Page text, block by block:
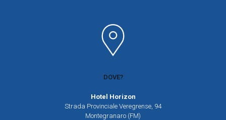
DOVE?
Hotel Horizon
Strada Provinciale Veregrense, 94
Montegranaro (FM)